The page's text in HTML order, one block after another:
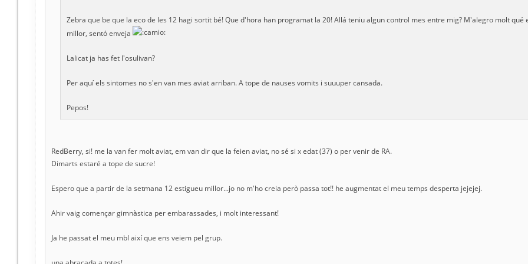
Zebra que be que la eco de les 12 hagi sortit bé! Que d'hora han programat la 20! Allá teniu algun control mes entre mig? M'alegro molt qué
millor, sentó enveja
Lalicat ja has fet l'osulivan?
Per aquí els sintomes no s'en van mes aviat arriban. A tope de nauses vomits i suuuper cansada.
Pepos!
RedBerry, si! me la van fer molt aviat, em van dir que la feien aviat, no sé si x edat (37) o per venir de RA.
Dimarts estaré a tope de sucre!
Espero que a partir de la setmana 12 estigueu millor...jo no m'ho creia però passa tot!! he augmentat el meu temps desperta jejejej.
Ahir vaig començar gimnàstica per embarassades, i molt interessant!
Ja he passat el meu mbl així que ens veiem pel grup.